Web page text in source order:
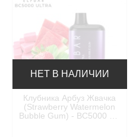
НЕТ В НАЛИЧИИ
Клубника Арбуз Жвачка
(Strawberry Watermelon
Bubble Gum) - BC5000 тяг